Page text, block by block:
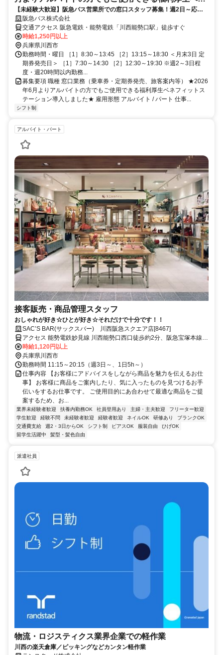
フィットステーション導入しました
【未経験大歓迎】阪急バス営業所での窓口スタッフ募集！週2日～応相
談 阪急バス株式会社
交通アクセス 阪急電鉄・能勢電鉄「川西能勢口駅」徒歩すぐ
時給1,250円以上
兵庫県川西市
勤務時間・曜日 ［1］8:30～13:45 ［2］13:15～18:30 ＜月末3日 定
期券発売日＞ ［1］7:30～14:30 ［2］12:30～19:30 ※週2～3日程
度・週20時間以内勤務...
募集要項 職種 窓口業務（乗車券・定期券発売、旅客案内等） ★2026
年6月よりアルバイトの方でもご使用できる福利厚生ベネフィットス
テーション導入しました★ 雇用形態 アルバイト / パート 仕事...
シフト制
アルバイト・パート
接客販売・商品管理スタッフ
おしゃれが好き☆ひとが好き☆それだけで十分です！！
SAC’S BAR(サックスバー) 川西阪急スクエア店[8467]
アクセス 能勢電鉄妙見線 川西能勢口西口徒歩約2分、阪急宝塚本線
川西能勢口西口徒歩約2分、ＪＲ福知山線〔宝塚線〕 川西池田北口徒
歩約4分 川西能勢口駅より徒歩2分
時給1,120円以上
兵庫県川西市
勤務時間 11:15～20:15（週3日～、1日5h～）
仕事内容 【お客様にアドバイスをしながら商品を魅力を伝えるお仕
事】 お客様に商品をご案内したり、気に入ったものを見つけるお手
伝いをするお仕事です。 ご使用目的にあ合わせて最適な商品をご提
案するため、お...
業界未経験者歓迎 扶養内勤務OK 社員登用あり 主婦・主夫歓迎
フリーター歓迎
学生歓迎
経験不問 未経験者歓迎 経験者歓迎 ネイルOK 研修あり
ブランクOK
交通費支給
週2・3日からOK シフト制 ピアスOK 服装自由
ひげOK
留学生活躍中
髪型・髪色自由
派遣社員
物流・ロジスティクス業界企業での軽作業
川西の楽天倉庫／ピッキングなどカンタン軽作業